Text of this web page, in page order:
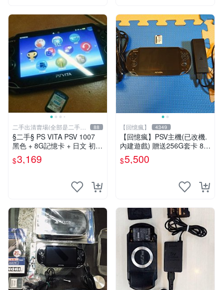
二手出清賣場(全部是二手商
品)
88
§二手§ PS VITA PSV 1007
黑色 + 8G記憶卡 + 日文 初音
未來 F 2nd 遊戲卡片｜郵局
寄送｜未含運｜購買前請私訊
$3,169
【回憶瘋】 4349
【回憶瘋】PSV主機(已改機.
內建遊戲) 贈送256G套卡 8成
新 遊戲機 PSVITA
$5,500